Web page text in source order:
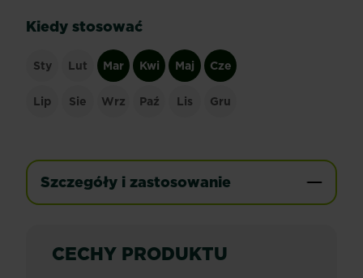
Kiedy stosować
Sty Lut Mar Kwi Maj Cze
Lip Sie Wrz Paź Lis Gru
Szczegóły i zastosowanie
CECHY PRODUKTU